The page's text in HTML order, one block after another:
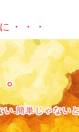
・・・
。
.簡単じゃない